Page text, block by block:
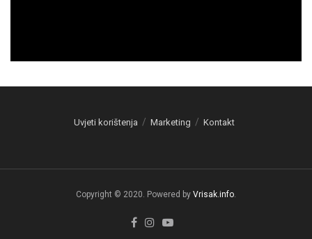
Uvjeti korištenja Marketing Kontakt
Copyright © 2020. Powered by Vrisak.info.